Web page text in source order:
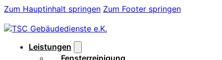
Zum Hauptinhalt springen Zum Footer springen
Leistungen
Fensterreinigung